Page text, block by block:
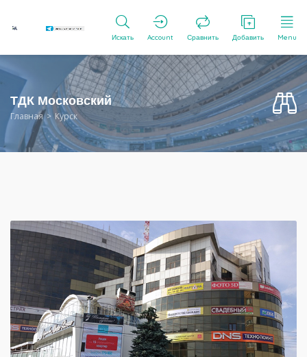
Искать Account Сравнить Добавить Menu
ТДК Московский
Главная Курск